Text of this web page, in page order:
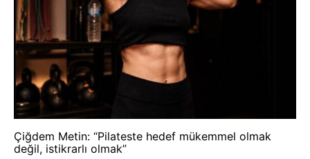
Çiğdem Metin: “Pilateste hedef mükemmel olmak
değil, istikrarlı olmak”